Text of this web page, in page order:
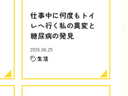
仕事中に何度もトイ
レへ行く私の異変と
糖尿病の発見
2026.06.25
生活